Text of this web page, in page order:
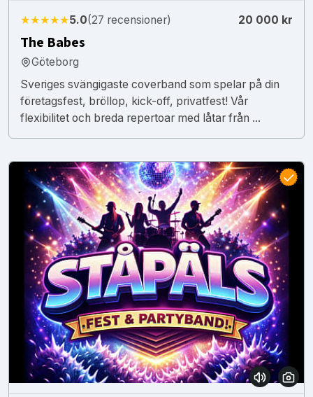
★★★★★5.0(27 recensioner) 20 000 kr
The Babes
Göteborg
Sveriges svängigaste coverband som spelar på din
företagsfest, bröllop, kick-off, privatfest! Vår
flexibilitet och breda repertoar med låtar från ...